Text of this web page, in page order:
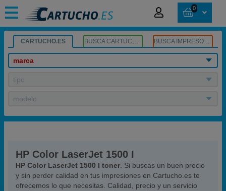
0
CARTUCHO.ES BUSCA CARTUCHOS BUSCA IMPRESORA
marca
tipo
modelo
HP Color LaserJet 1500 I
HP Color LaserJet 1500 I toner . Si buscas un buen precio
y sin perder calidad en tus impresiones en Cartucho.es te
ofrecemos lo que necesitas. Calidad, precio y un servicio